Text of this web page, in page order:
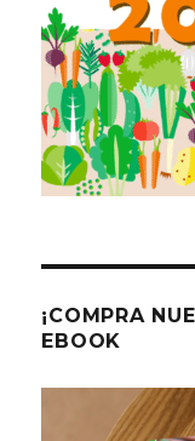
¡COMPRA
EBOOK